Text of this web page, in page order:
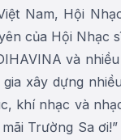
Nam, Hội
của Hội Nhạc
và
gia xây dựng
khí nhạc và
Trường Sa